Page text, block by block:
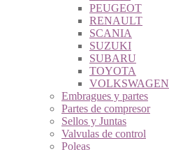
PEUGEOT
RENAULT
SCANIA
SUZUKI
SUBARU
TOYOTA
VOLKSWAGEN
Embragues y partes
Partes de compresor
Sellos y Juntas
Valvulas de control
Poleas